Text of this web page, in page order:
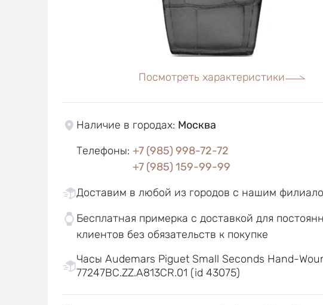
Посмотреть характеристики
Наличие в городах: Москва
Телефоны: +7 (985) 998-72-72
+7 (985) 159-99-99
Доставим в любой из городов с нашим
Бесплатная примерка с доставкой для
клиентов без обязательств к покупке
Часы Audemars Piguet Small Seconds Hand-
77247BC.ZZ.A813CR.01 (id 43075)